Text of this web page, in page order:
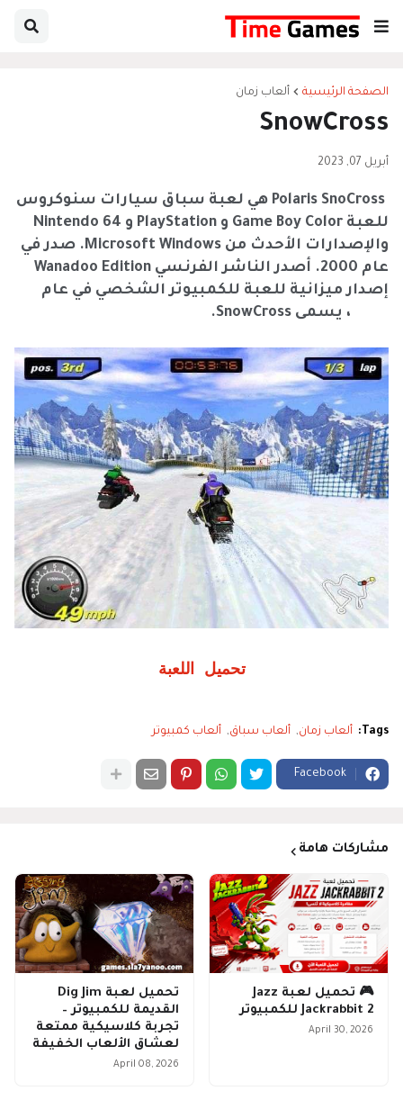
الصفحة الرئيسية ألعاب زمان
SnowCross
أبريل 07, 2023
Polaris SnoCross هي لعبة سباق سيارات سنوكروس
للعبة Game Boy Color و PlayStation و Nintendo 64
والإصدارات الأحدث من Microsoft Windows. صدر في
عام 2000. أصدر الناشر الفرنسي Wanadoo Edition
إصدار ميزانية للعبة للكمبيوتر الشخصي في عام
تحميل اللعبة
Tags: ألعاب زمان ألعاب سباق ألعاب كمبيوتر
Facebook
مشاركات هامة
🎮 تحميل لعبة Jazz
Jackrabbit 2 للكمبيوتر
April 30, 2026
تحميل لعبة Dig Jim
القديمة للكمبيوتر –
تجربة كلاسيكية ممتعة
لعشاق الألعاب الخفيفة
April 08, 2026